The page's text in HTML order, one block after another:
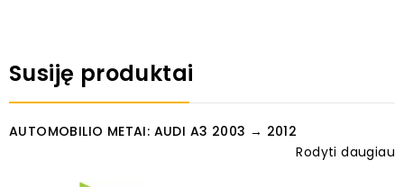
Susiję produktai
AUTOMOBILIO METAI: AUDI A3 2003 → 2012
Rodyti daugiau